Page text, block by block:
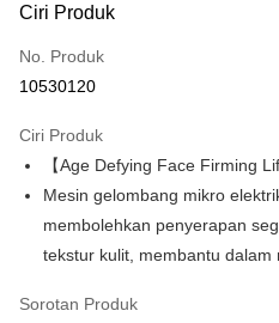
Kad Kredit (Bayaran Penuh)
Pengambilan di Kedai Serbaneka
Apple Pay
Easy Wallet
Ciri Produk
No. Produk
10530120
Ciri Produk
【Age Defying Face Firming
Mesin gelombang mikro
membolehkan penyerapan
tekstur kulit, membantu dalam
Sorotan Produk